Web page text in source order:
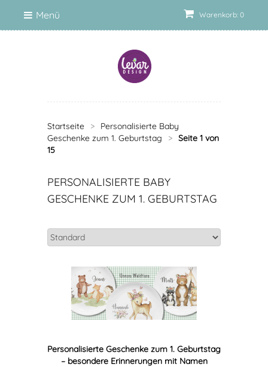
Warenkorb: 0
Menü
Startseite >
Personalisierte Baby
Geschenke zum 1. Geburtstag
> Seite 1 von
15
PERSONALISIERTE BABY
GESCHENKE ZUM 1. GEBURTSTAG
Personalisierte Geschenke zum 1. Geburtstag
– besondere Erinnerungen mit Namen